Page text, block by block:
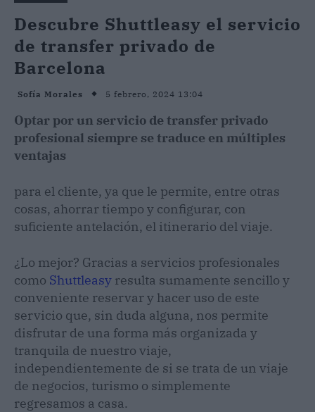
Descubre Shuttleasy el servicio
de transfer privado de
Barcelona
Sofía Morales 5 febrero, 2024 13:04
Optar por un servicio de transfer privado
profesional siempre se traduce en múltiples
ventajas
para el cliente, ya que le permite, entre otras
cosas, ahorrar tiempo y configurar, con
suficiente antelación, el itinerario del viaje.
¿Lo mejor? Gracias a servicios profesionales
como Shuttleasy resulta sumamente sencillo y
conveniente reservar y hacer uso de este
servicio que, sin duda alguna, nos permite
disfrutar de una forma más organizada y
tranquila de nuestro viaje,
independientemente de si se trata de un viaje
de negocios, turismo o simplemente
regresamos a casa.